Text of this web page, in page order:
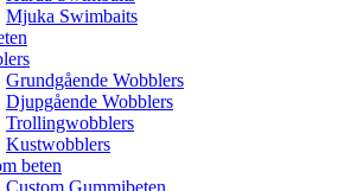
Mjuka Swimbaits
Grundgående Wobblers
Djupgående Wobblers
Trollingwobblers
Kustwobblers
beten
Custom Gummibeten